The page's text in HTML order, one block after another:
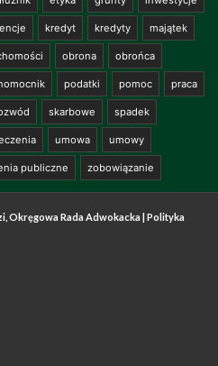
kredyt kredyty majątek
obrona obrońca
podatki pomoc praca
skarbowe spadek
umowa umowy
publiczne zobowiązanie
Okręgowa Rada Adwokacka | Polityka